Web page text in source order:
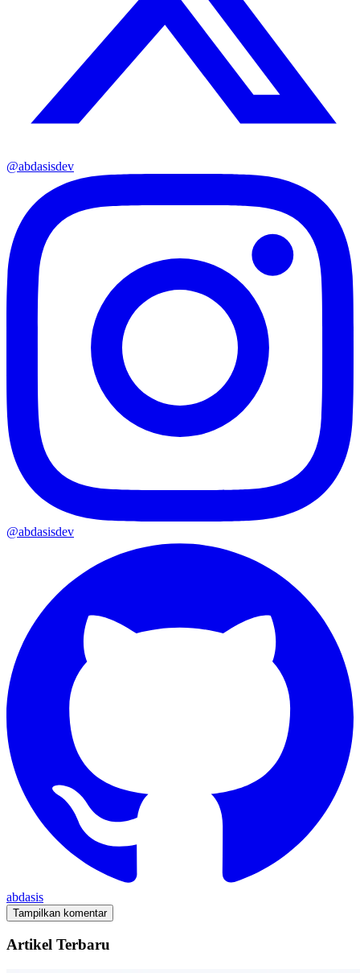
@abdasisdev
@abdasisdev
abdasis
Tampilkan komentar
Artikel Terbaru